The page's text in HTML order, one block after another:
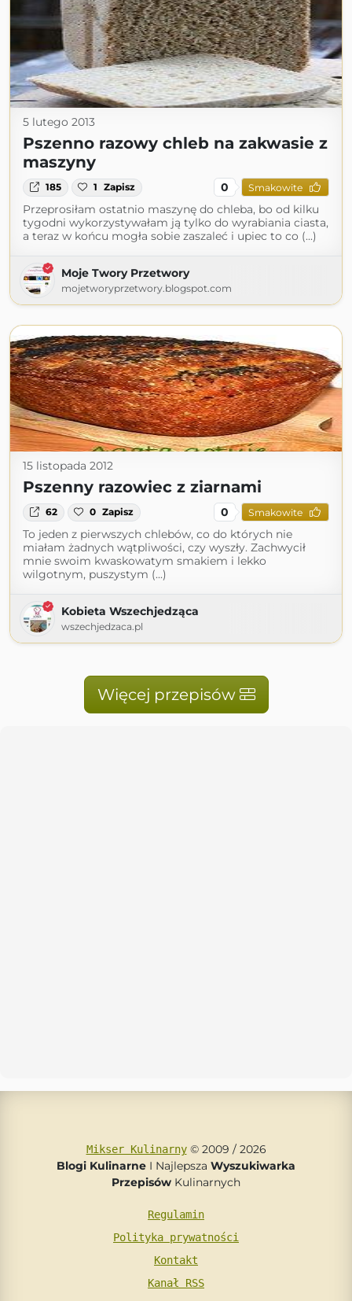
5 lutego 2013
Pszenno razowy chleb na zakwasie z
maszyny
185 1 Zapisz 0 Smakowite
Przeprosiłam ostatnio maszynę do chleba, bo od kilku
tygodni wykorzystywałam ją tylko do wyrabiania ciasta,
a teraz w końcu mogła sobie zaszaleć i upiec to co (...)
Moje Twory Przetwory
mojetworyprzetwory.blogspot.com
15 listopada 2012
Pszenny razowiec z ziarnami
62 0 Zapisz 0 Smakowite
To jeden z pierwszych chlebów, co do których nie
miałam żadnych wątpliwości, czy wyszły. Zachwycił
mnie swoim kwaskowatym smakiem i lekko
wilgotnym, puszystym (...)
Kobieta Wszechjedząca
wszechjedzaca.pl
Więcej przepisów
Mikser Kulinarny© 2009 / 2026
Blogi Kulinarne I Najlepsza Wyszukiwarka
Przepisów Kulinarnych
Regulamin
Polityka prywatności
Kontakt
Kanał RSS